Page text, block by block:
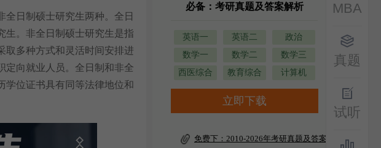
全日制硕士研究生两种。全日
生。非全日制硕士研究生是指
取多种方式和灵活时间安排进
定向就业人员。全日制和非全
学位证书具有同等法律地位和
MBA
真题
试听
必备：考研真题及答案解析
英语一 英语二
政治
数学一
数学二
数学三
西医综合
教育综合 计算机
立即下载
免费下：2010-2026年考研真题及答案